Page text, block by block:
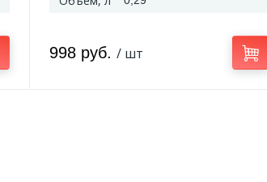
998 руб. / шт